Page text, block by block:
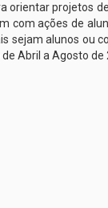
projetos
ações de
sejam alunos
Abril a Agosto de